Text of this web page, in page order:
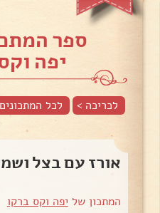
ספר
יפה
לכריכה > לכל
אורז עם בצל
המתכון של יפה וקס ברקו